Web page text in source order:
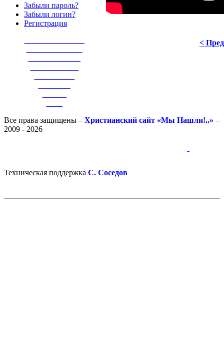
Забыли пароль?
Забыли логин?
Регистрация
<
Все права защищены – Христианский сайт «Мы Нашли!..» –
2009 - 2026
-
Техническая поддержка С. Соседов